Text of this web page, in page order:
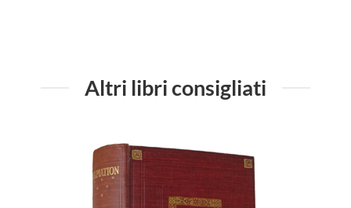
Altri libri consigliati